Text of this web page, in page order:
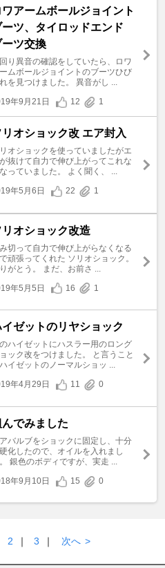
ワアームボールジョイント
ーツ、タイロッドエンド
ーツ交換
り異音の確認をしていたら、ロワ
ムボールジョイントのブーツひび
を見つけました。 異音がし ...
年9月21日
12 1
リオショック改 エア封入
オショックを使っていましたがエ
抜けて自力で伸び上がってこれな
っていました。 よく聞く、 ...
年5月6日
22 1
リオショック改造
切って自力で伸び上がらなくなる
頑張ってくれた ソリオショック。
がとう。 まだ、お前さ ...
年5月5日
16 1
ゼットのリヤショック
ハイゼットにハスラー用のロング
ック改をつけました。 と言うこと
イゼットのノーマルショッ ...
年4月29日
11 0
んでみました
バルブをショックに固定し、十分
化したので、オイルを入れまし
銀色のボディですが、実走 ...
年9月10日
15 0
2 ｜ 3 ｜ 次へ >